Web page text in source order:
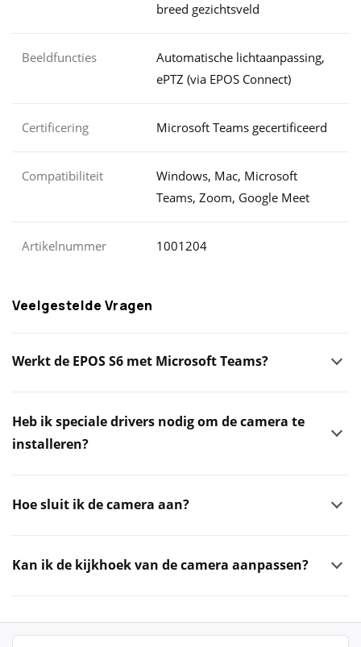
breed gezichtsveld
Beeldfuncties
Automatische lichtaanpassing,
ePTZ (via EPOS Connect)
Certificering Microsoft Teams gecertificeerd
Compatibiliteit
Windows, Mac, Microsoft
Teams, Zoom, Google Meet
Artikelnummer 1001204
Veelgestelde Vragen
Werkt de EPOS S6 met Microsoft Teams?
Heb ik speciale drivers nodig om de camera te
installeren?
Hoe sluit ik de camera aan?
Kan ik de kijkhoek van de camera aanpassen?